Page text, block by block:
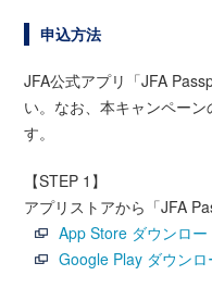
申込方法
JFA公式アプリ「JFA
い。なお、本キャンペー
す。
【STEP 1】
アプリストアから「JFA
App Store ダウンロー
Google Play ダウンロ